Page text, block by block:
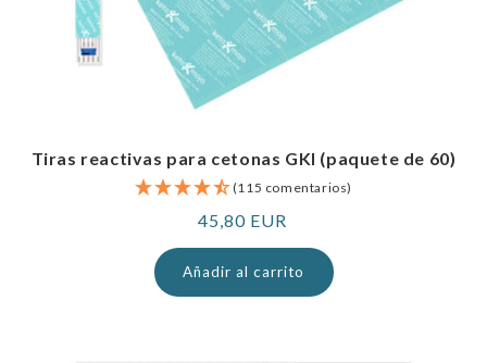
Tiras reactivas para cetonas GKI (paquete de 60)
(115 comentarios)
Precio
normal
45,80 EUR
Añadir al carrito